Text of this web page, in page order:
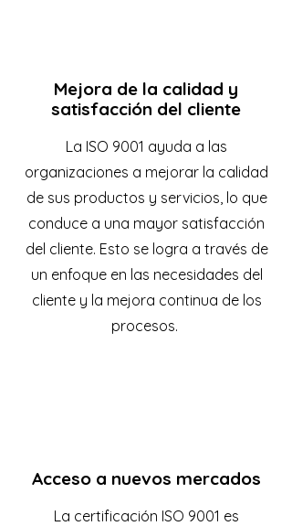
Mejora de la calidad y
satisfacción del cliente
La ISO 9001 ayuda a las
organizaciones a mejorar la calidad
de sus productos y servicios, lo que
conduce a una mayor satisfacción
del cliente. Esto se logra a través de
un enfoque en las necesidades del
cliente y la mejora continua de los
procesos.
Acceso a nuevos mercados
La certificación ISO 9001 es